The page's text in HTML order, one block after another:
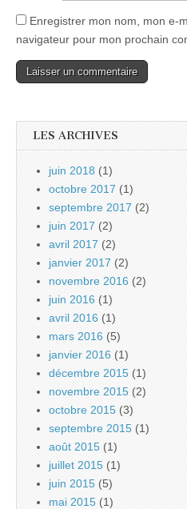
Enregistrer mon nom, mon e-
navigateur pour mon prochain
LES ARCHIVES
juin 2018 (1)
octobre 2017 (1)
septembre 2017 (2)
juin 2017 (2)
avril 2017 (2)
janvier 2017 (2)
novembre 2016 (2)
juin 2016 (1)
avril 2016 (1)
mars 2016 (5)
janvier 2016 (1)
décembre 2015 (1)
novembre 2015 (2)
octobre 2015 (3)
septembre 2015 (1)
août 2015 (1)
juillet 2015 (1)
juin 2015 (5)
mai 2015 (1)